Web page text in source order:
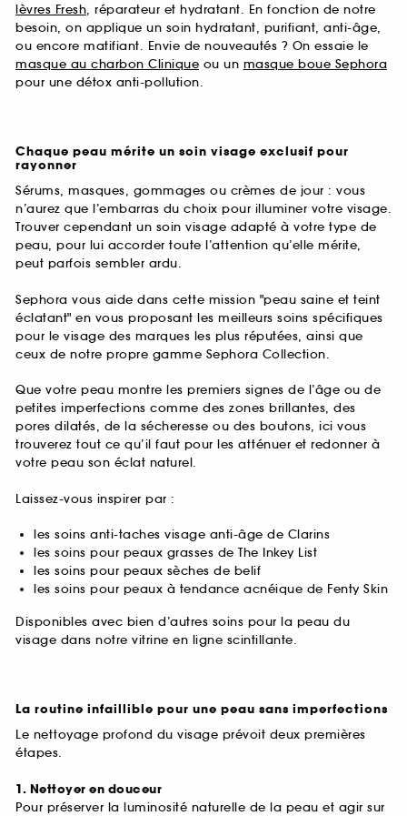
lèvres Fresh, réparateur et hydratant. En fonction de notre
besoin, on applique un soin hydratant, purifiant, anti-âge,
ou encore matifiant. Envie de nouveautés ? On essaie le
masque au charbon Clinique ou un masque boue Sephora
pour une détox anti-pollution.
Chaque peau mérite un soin visage exclusif pour
rayonner
Sérums, masques, gommages ou crèmes de jour : vous
n’aurez que l’embarras du choix pour illuminer votre visage.
Trouver cependant un soin visage adapté à votre type de
peau, pour lui accorder toute l’attention qu’elle mérite,
peut parfois sembler ardu.
Sephora vous aide dans cette mission "peau saine et teint
éclatant" en vous proposant les meilleurs soins spécifiques
pour le visage des marques les plus réputées, ainsi que
ceux de notre propre gamme Sephora Collection.
Que votre peau montre les premiers signes de l’âge ou de
petites imperfections comme des zones brillantes, des
pores dilatés, de la sécheresse ou des boutons, ici vous
trouverez tout ce qu’il faut pour les atténuer et redonner à
votre peau son éclat naturel.
Laissez-vous inspirer par :
les soins anti-taches visage anti-âge de Clarins
les soins pour peaux grasses de The Inkey List
les soins pour peaux sèches de belif
les soins pour peaux à tendance acnéique de Fenty Skin
Disponibles avec bien d’autres soins pour la peau du
visage dans notre vitrine en ligne scintillante.
La routine infaillible pour une peau sans imperfections
Le nettoyage profond du visage prévoit deux premières
étapes.
1. Nettoyer en douceur
Pour préserver la luminosité naturelle de la peau et agir sur